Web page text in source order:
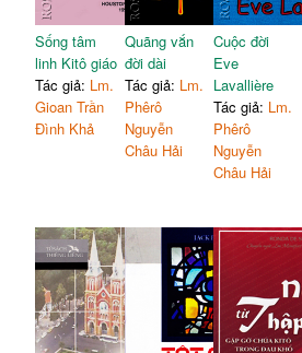
Sống tâm
linh Kitô giáo
Tác giả: Lm.
Gioan Trần
Đình Khả
Quãng vắn
đời dài
Tác giả: Lm.
Phêrô
Nguyễn
Châu Hải
Cuộc đời
Eve
Lavallière
Tác giả: Lm.
Phêrô
Nguyễn
Châu Hải